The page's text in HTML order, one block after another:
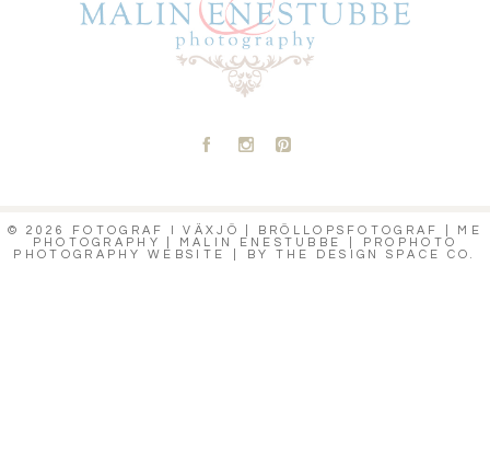
A C D
© 2026 FOTOGRAF I VÄXJÖ | BRÖLLOPSFOTOGRAF | ME
PHOTOGRAPHY | MALIN ENESTUBBE
PROPHOTO
PHOTOGRAPHY WEBSITE
BY THE DESIGN SPACE CO.